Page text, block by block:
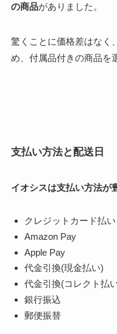
の商品がありました。
驚くことに価格差はなく
め、付属品付きの商品を
支払い方法と配送日
イオシスは支払い方法が
クレジットカード払い
Amazon Pay
Apple Pay
代金引換(現金払い)
代金引換(コレクト払
銀行振込
郵便振替